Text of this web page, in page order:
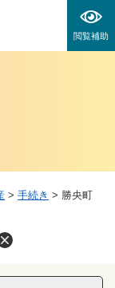
閲覧補助
> 手続き > 勝央町